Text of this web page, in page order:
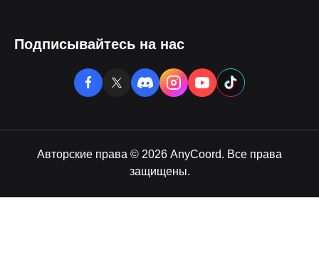
Подписывайтесь на нас
Авторские права © 2026 AnyCoord. Все права
защищены.